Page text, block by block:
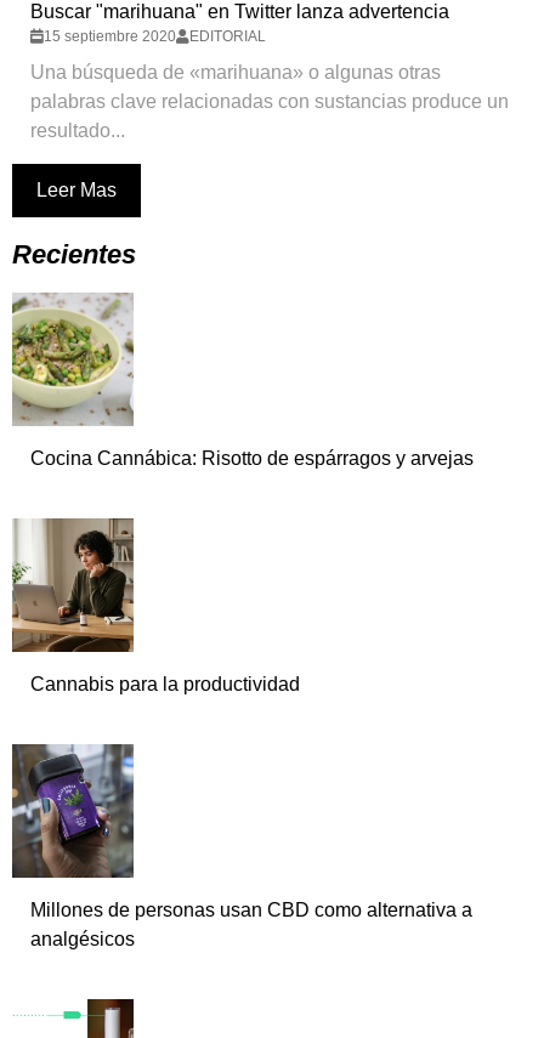
Buscar "marihuana" en Twitter lanza advertencia
15 septiembre 2020 EDITORIAL
Una búsqueda de «marihuana» o algunas otras
palabras clave relacionadas con sustancias produce un
resultado...
Leer Mas
Recientes
Cocina Cannábica: Risotto de espárragos y arvejas
Cannabis para la productividad
Millones de personas usan CBD como alternativa a
analgésicos